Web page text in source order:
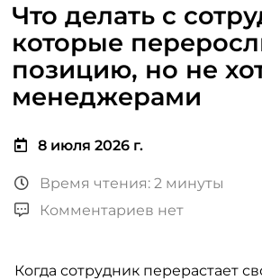
Что делать с
которые
позицию, но не
менеджерами
8 июля 2026 г.
Время чтения: 2 минуты
Комментариев нет
Когда сотрудник перерастает